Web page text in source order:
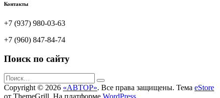
Контакты
+7 (937) 980-03-63
+7 (960) 847-84-74
Поиск по сайту
Copyright © 2026 «АВТОР». Все права защищены. Тема eStore